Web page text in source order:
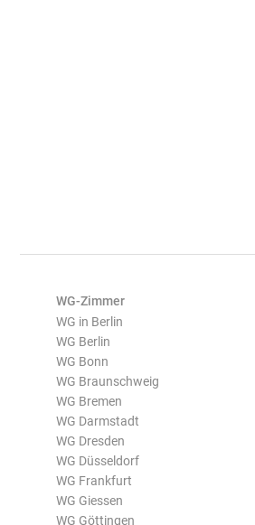
WG-Zimmer
WG in Berlin
WG Berlin
WG Bonn
WG Braunschweig
WG Bremen
WG Darmstadt
WG Dresden
WG Düsseldorf
WG Frankfurt
WG Giessen
WG Göttingen